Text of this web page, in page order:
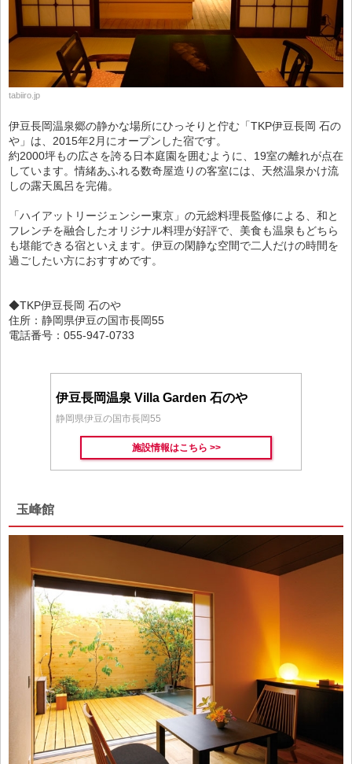
tabiiro.jp
伊豆長岡温泉郷の静かな場所にひっそりと佇む「TKP伊豆長岡 石の
や」は、2015年2月にオープンした宿です。
約2000坪もの広さを誇る日本庭園を囲むように、19室の離れが点在
しています。情緒あふれる数奇屋造りの客室には、天然温泉かけ流
しの露天風呂を完備。
「ハイアットリージェンシー東京」の元総料理長監修による、和と
フレンチを融合したオリジナル料理が好評で、美食も温泉もどちら
も堪能できる宿といえます。伊豆の閑静な空間で二人だけの時間を
過ごしたい方におすすめです。
◆TKP伊豆長岡 石のや
住所：静岡県伊豆の国市長岡55
電話番号：055-947-0733
伊豆長岡温泉 Villa Garden 石のや
静岡県伊豆の国市長岡55
施設情報はこちら >>
玉峰館